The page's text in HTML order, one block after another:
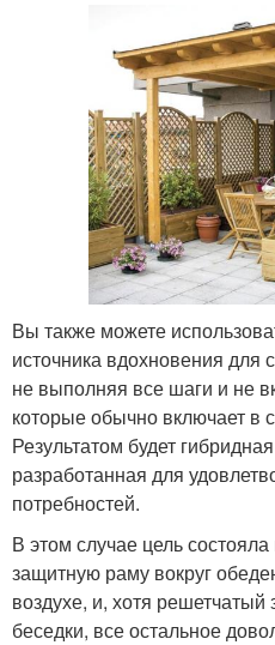
Вы также можете
источника вдохновения для
не выполняя все шаги и не
которые обычно включает в
Результатом будет
разработанная для
потребностей.
В этом случае цель
защитную раму вокруг
воздухе, и, хотя
беседки, все остальное